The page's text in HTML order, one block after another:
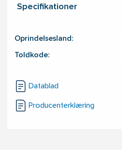
Specifikationer
Oprindelsesland:
Toldkode:
Datablad
Producenterklæring